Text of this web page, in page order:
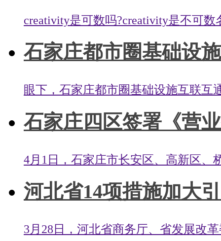
creativity是可数吗?creativity是不可
石家庄都市圈基础设
眼下，石家庄都市圈基础设施互联互
石家庄四区签署《营
4月1日，石家庄市长安区、高新区、
河北省14项措施加大
3月28日，河北省商务厅、省发展改